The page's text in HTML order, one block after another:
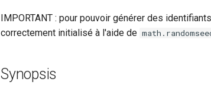
IMPORTANT : pour pouvoir générer des
correctement initialisé à l'aide de
Synopsis